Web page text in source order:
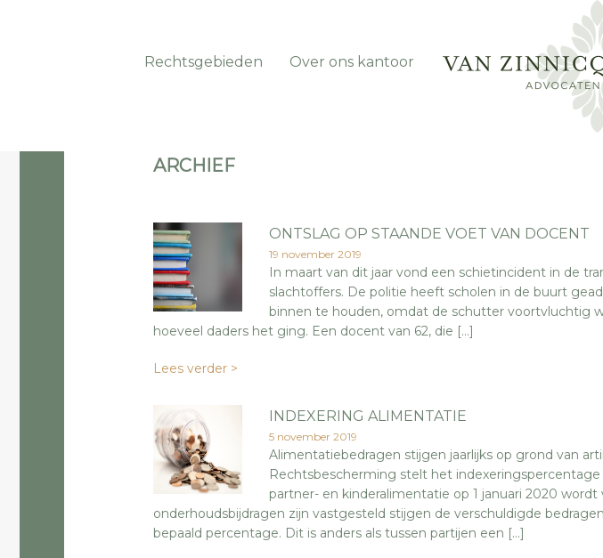
Rechtsgebieden Over ons kantoor
ARCHIEF
ONTSLAG OP STAANDE VOET VAN DOCENT
19 november 2019
In maart van dit jaar vond een schietincident in de
slachtoffers. De politie heeft scholen in de buurt
binnen te houden, omdat de schutter voortvluchtig
hoeveel daders het ging. Een docent van 62, die […]
Lees verder >
INDEXERING ALIMENTATIE
5 november 2019
Alimentatiebedragen stijgen jaarlijks op grond van
Rechtsbescherming stelt het
partner- en kinderalimentatie op 1 januari 2020 wordt
onderhoudsbijdragen zijn vastgesteld stijgen de verschuldigde
bepaald percentage. Dit is anders als tussen partijen een […]